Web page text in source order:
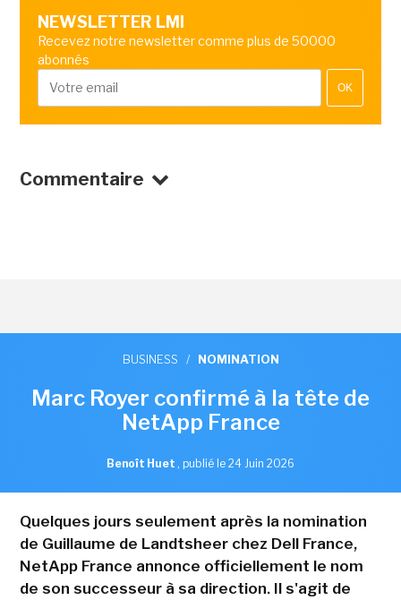
NEWSLETTER LMI
Recevez notre newsletter comme plus de 50000
abonnés
OK
Commentaire
BUSINESS / NOMINATION
Marc Royer confirmé à la tête de
NetApp France
Benoît Huet , publié le 24 Juin 2026
Quelques jours seulement après la nomination
de Guillaume de Landtsheer chez Dell France,
NetApp France annonce officiellement le nom
de son successeur à sa direction. Il s'agit de